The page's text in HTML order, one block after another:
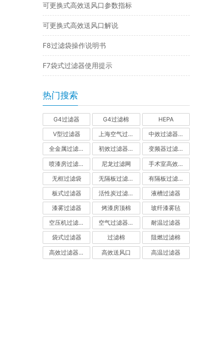
可更换式高效送风口参数指标
可更换式高效送风口解说
F8过滤袋操作说明书
F7袋式过滤器使用提示
热门搜索
G4过滤器 G4过滤棉 HEPA
V型过滤器 上海空气过滤器 中效过滤器-中效空气过滤器
全金属过滤器 初效过滤器-初效空气过滤器 变频器过滤器
喷漆房过滤棉 尼龙过滤网 手术室高效过滤器
无框过滤袋 无隔板过滤器 有隔板过滤器
板式过滤器 活性炭过滤器-活性炭空气过滤器 液槽过滤器
漆雾过滤器 烤漆房顶棉 玻纤漆雾毡
空压机过滤网 空气过滤器厂家 耐温过滤器
袋式过滤器 过滤棉 阻燃过滤棉
高效过滤器-高效空气过滤器 高效送风口 高温过滤器